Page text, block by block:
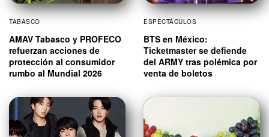
TABASCO
AMAV Tabasco y PROFECO
refuerzan acciones de
protección al consumidor
rumbo al Mundial 2026
ESPECTÁCULOS
BTS en México:
Ticketmaster se defiende
del ARMY tras polémica por
venta de boletos